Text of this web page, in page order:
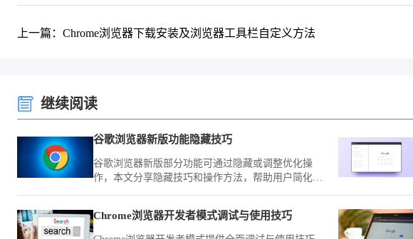
上一篇：Chrome浏览器下载安装及浏览器工具栏自定义方法
继续阅读
谷歌浏览器新版功能隐藏技巧
谷歌浏览器新版部分功能可通过隐藏或调整优化操
作，本文分享隐藏技巧和操作方法，帮助用户简化界
Chrome浏览器开发者模式调试与使用技巧